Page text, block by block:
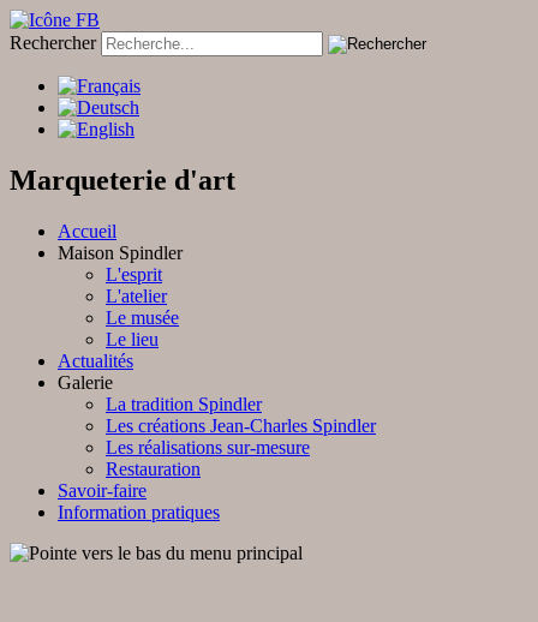
Rechercher
Marqueterie d'art
Accueil
Maison Spindler
L'esprit
L'atelier
Le musée
Le lieu
Actualités
Galerie
La tradition Spindler
Les créations Jean-Charles Spindler
Les réalisations sur-mesure
Restauration
Savoir-faire
Information pratiques